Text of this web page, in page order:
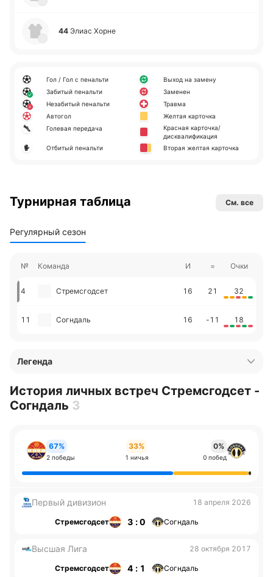
44 Элиас Хорне
Гол / Гол с пенальти
Забитый пенальти
Незабитый пенальти
Автогол
Голевая передача
Отбитый пенальти
Выход на замену
Заменен
Травма
Желтая карточка
Красная карточка/
дисквалификация
Вторая желтая карточка
Турнирная таблица См. все
Регулярный сезон
№ Команда И = Очки
4 Стремсгодсет 16 21 32
11 Согндаль 16 -11 18
Легенда
История личных встреч Стремсгодсет -
Согндаль 3
67%
2 победы
33%
1 ничья
0%
0 побед
Первый дивизион 18 апреля 2026
Стремсгодсет 3 : 0 Согндаль
Высшая Лига 28 октября 2017
Стремсгодсет 4 : 1 Согндаль